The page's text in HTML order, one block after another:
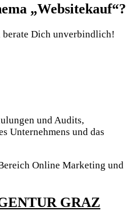
„Websitekauf“?
Dich unverbindlich!
und Audits,
Unternehmens und das
Online Marketing und
GRAZ